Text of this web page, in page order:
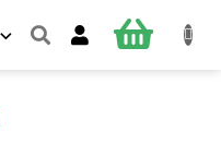
NÁKUPNÍ